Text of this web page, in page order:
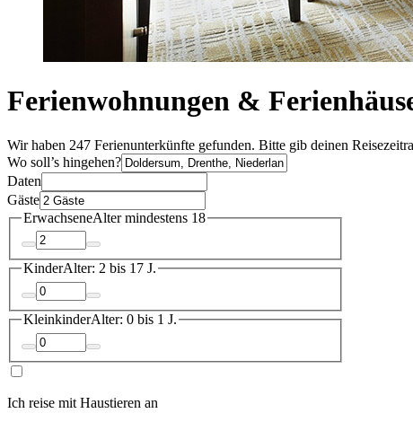
Ferienwohnungen &
Wir haben 247 Ferienunterkünfte gefunden. Bitte gib deinen
Wo soll’s hingehen?
Daten
Gäste
ErwachseneAlter mindestens 18
KinderAlter: 2 bis 17 J.
KleinkinderAlter: 0 bis 1 J.
Ich reise mit Haustieren an